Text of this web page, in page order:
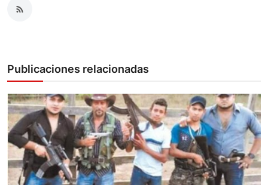
Publicaciones relacionadas